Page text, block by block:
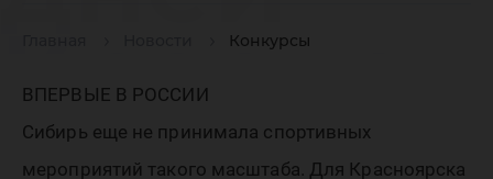
Конкурсы
ВПЕРВЫЕ В РОССИИ
Сибирь еще не принимала спортивных
мероприятий такого масштаба. Для Красноярска